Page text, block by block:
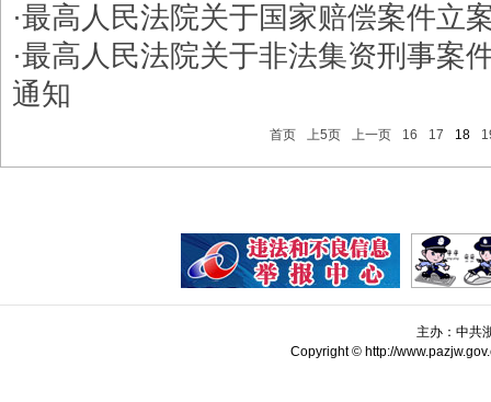
·最高人民法院关于国家赔偿案件立
·最高人民法院关于非法集资刑事案
通知
首页 上5页 上一页 16 17 18
主办：中共
Copyright © http://